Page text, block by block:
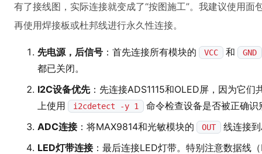
有了接线图，实际连接就变成了“按图施工”。我建议使用
再使用焊接板或杜邦线进行永久性连接。
先电源，后信号 ：首先连接所有模块的 VCC 和 GND
都已关闭。
I2C设备优先：先连接ADS1115和OLED屏，因为它
上使用
i2cdetect -y 1
命令检查设备是否被正确
ADC连接：将MAX9814和光敏模块的 OUT
线连接
LED灯带连接：最后连接LED灯带。特别注意数据线